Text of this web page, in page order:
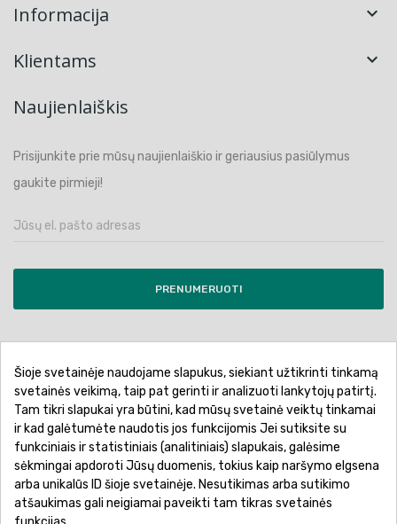
Informacija 
Klientams 
Naujienlaiškis
Prisijunkite prie mūsų naujienlaiškio ir geriausius pasiūlymus
gaukite pirmieji!
PRENUMERUOTI
Pirkimo sąlygos ir taisyklės
Privatumo politika
Garantinis aptarnavimas
Prekių pristatymas
Prekių grąžinimas
Atsiskaitymo būdai
Šioje svetainėje naudojame slapukus, siekiant užtikrinti tinkamą
svetainės veikimą, taip pat gerinti ir analizuoti lankytojų patirtį.
Tam tikri slapukai yra būtini, kad mūsų svetainė veiktų tinkamai
ir kad galėtumėte naudotis jos funkcijomis Jei sutiksite su
funkciniais ir statistiniais (analitiniais) slapukais, galėsime
sėkmingai apdoroti Jūsų duomenis, tokius kaip naršymo elgsena
arba unikalūs ID šioje svetainėje. Nesutikimas arba sutikimo
atšaukimas gali neigiamai paveikti tam tikras svetainės